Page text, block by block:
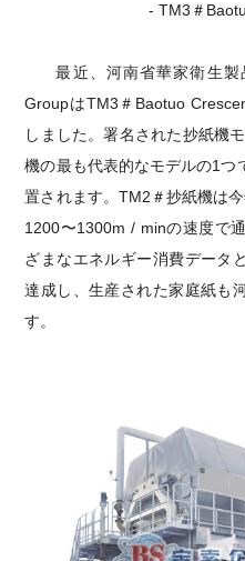
- TM3＃
最近、河南省華家衛生製
GroupはTM3＃Baotuo
しました。署名された抄紙機
機の最も代表的なモデルの1つ
置されます。TM2＃抄紙機は
1200〜1300m / minの速度で
ざまなエネルギー消費データ
達成し、生産された家庭紙も
す。